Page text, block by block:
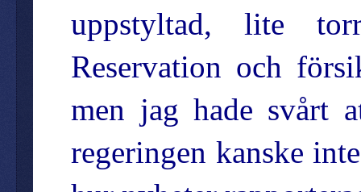
uppstyltad, lite
Reservation och
men jag hade svårt
regeringen kanske